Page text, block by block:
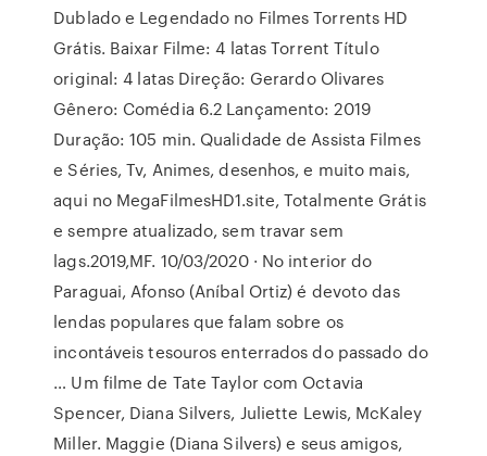
Dublado e Legendado no Filmes Torrents HD
Grátis. Baixar Filme: 4 latas Torrent Título
original: 4 latas Direção: Gerardo Olivares
Gênero: Comédia 6.2 Lançamento: 2019
Duração: 105 min. Qualidade de Assista Filmes
e Séries, Tv, Animes, desenhos, e muito mais,
aqui no MegaFilmesHD1.site, Totalmente Grátis
e sempre atualizado, sem travar sem
lags.2019,MF. 10/03/2020 · No interior do
Paraguai, Afonso (Aníbal Ortiz) é devoto das
lendas populares que falam sobre os
incontáveis tesouros enterrados do passado do
… Um filme de Tate Taylor com Octavia
Spencer, Diana Silvers, Juliette Lewis, McKaley
Miller. Maggie (Diana Silvers) e seus amigos,